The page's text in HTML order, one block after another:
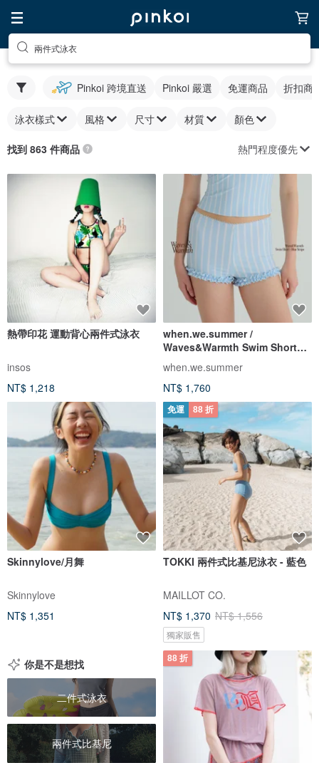
兩件式泳衣
Pinkoi 跨境直送 Pinkoi 嚴選 免運商品 折扣商
泳衣樣式 風格 尺寸 材質 顏色
找到 863 件商品 熱門程度優先
熱帶印花 運動背心兩件式泳衣
insos
NT$ 1,218
when.we.summer /
Waves&Warmth Swim Short
(僅褲裝)
when.we.summer
NT$ 1,760
Skinnylove/月舞
Skinnylove
NT$ 1,351
免運 88 折
TOKKI 兩件式比基尼泳衣 - 藍色
MAILLOT CO.
NT$ 1,370 NT$ 1,556
獨家販售
你是不是想找
二件式泳衣
兩件式比基尼
88 折